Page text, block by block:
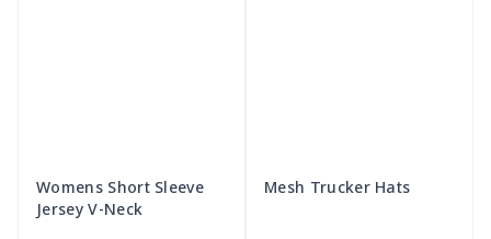
Womens Short Sleeve
Jersey V-Neck
Mesh Trucker Hats